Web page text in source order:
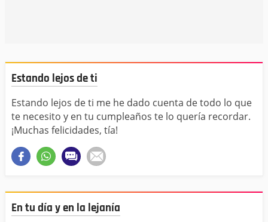
Estando lejos de ti
Estando lejos de ti me he dado cuenta de todo lo que
te necesito y en tu cumpleaños te lo quería recordar.
¡Muchas felicidades, tía!
En tu día y en la lejanía